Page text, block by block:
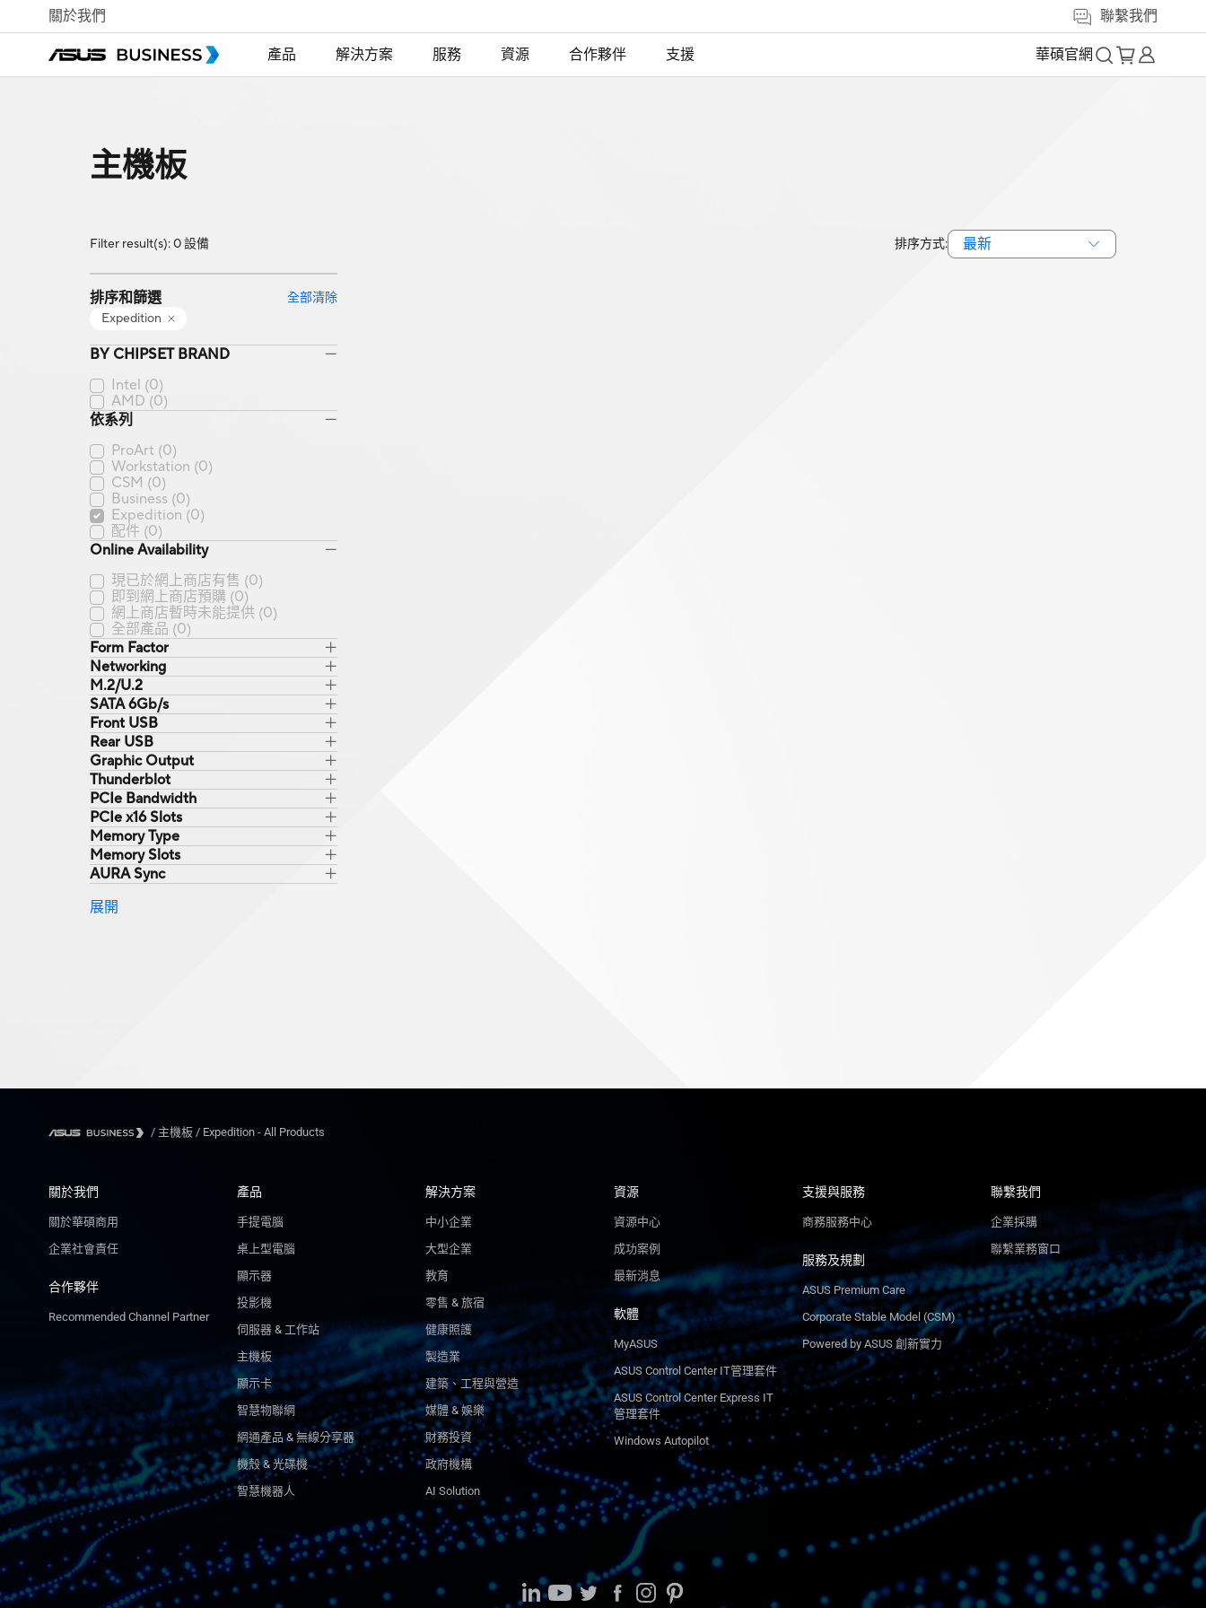
關於我們 聯繫我們
產品 解決方案 服務 資源 合作夥伴 支援 華碩官網
主機板
Filter result(s): 0 設備 排序方式: 最新
排序和篩選
全部清除
Expedition
BY CHIPSET BRAND
Intel (0)
AMD (0)
依系列
ProArt (0)
Workstation (0)
CSM (0)
Business (0)
Expedition (0)
配件 (0)
Online Availability
現已於網上商店有售 (0)
即到網上商店預購 (0)
網上商店暫時未能提供 (0)
全部產品 (0)
Form Factor
Networking
M.2/U.2
SATA 6Gb/s
Front USB
Rear USB
Graphic Output
Thunderblot
PCIe Bandwidth
PCIe x16 Slots
Memory Type
Memory Slots
AURA Sync
展開
/ 主機板 / Expedition - All Products
關於我們
關於華碩商用
企業社會責任
合作夥伴
Recommended Channel Partner
產品
手提電腦
桌上型電腦
顯示器
投影機
伺服器 & 工作站
主機板
顯示卡
智慧物聯網
網通產品 & 無線分享器
機殼 & 光碟機
智慧機器人
解決方案
中小企業
大型企業
教育
零售 & 旅宿
健康照護
製造業
建築、工程與營造
媒體 & 娛樂
財務投資
政府機構
AI Solution
資源
資源中心
成功案例
最新消息
軟體
MyASUS
ASUS Control Center IT管理套件
ASUS Control Center Express IT
管理套件
Windows Autopilot
支援與服務
商務服務中心
服務及規劃
ASUS Premium Care
Corporate Stable Model (CSM)
Powered by ASUS 創新實力
聯繫我們
企業採購
聯繫業務窗口